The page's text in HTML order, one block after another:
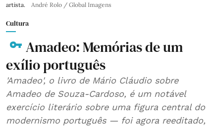
artista.
André Rolo / Global Imagens
Cultura
Amadeo: Memórias de um
exílio português
'Amadeo', o livro de Mário Cláudio sobre
Amadeo de Souza-Cardoso, é um notável
exercício literário sobre uma figura central do
modernismo português — foi agora reeditado,